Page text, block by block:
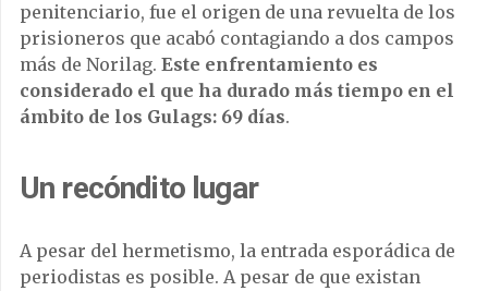
penitenciario, fue el origen de una revuelta de los
prisioneros que acabó contagiando a dos campos
más de Norilag. Este enfrentamiento es
considerado el que ha durado más tiempo en el
ámbito de los Gulags: 69 días.
Un recóndito lugar
A pesar del hermetismo, la entrada esporádica de
periodistas es posible. A pesar de que existan